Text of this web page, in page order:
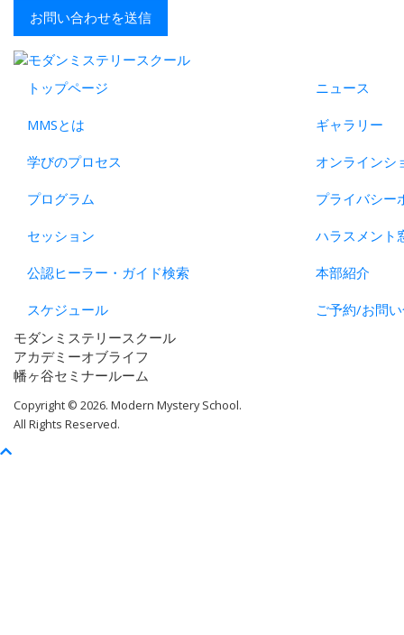
お問い合わせを送信
トップページ
MMSとは
学びのプロセス
プログラム
セッション
公認ヒーラー・ガイド検索
スケジュール
ニュース
ギャラリー
オンラインシ
プライバシー
ハラスメント
本部紹介
ご予約/お問
モダンミステリースクール
アカデミーオブライフ
幡ヶ谷セミナールーム
Copyright © 2026. Modern Mystery School.
All Rights Reserved.